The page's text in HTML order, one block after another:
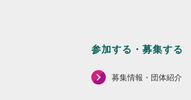
参加する・募集する
募集情報・団体紹介